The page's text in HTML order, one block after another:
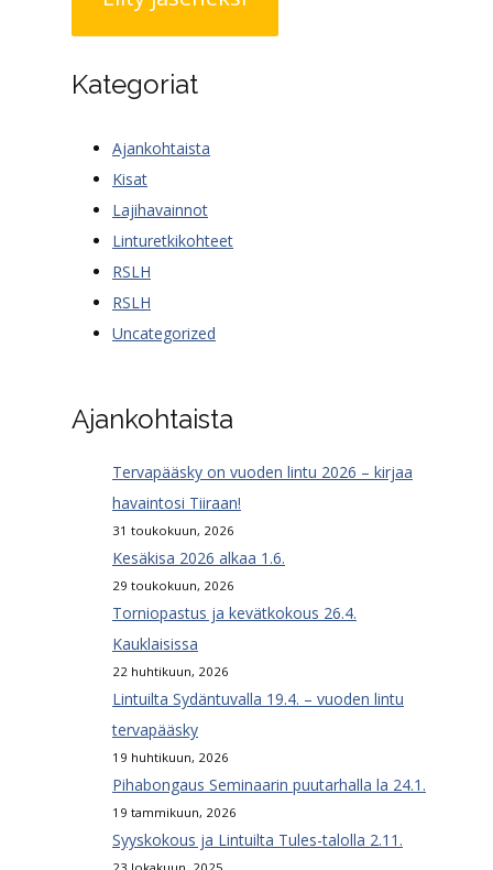
Kategoriat
Ajankohtaista
Kisat
Lajihavainnot
Linturetkikohteet
RSLH
RSLH
Uncategorized
Ajankohtaista
Tervapääsky on vuoden lintu 2026 – kirjaa
havaintosi Tiiraan!
31 toukokuun, 2026
Kesäkisa 2026 alkaa 1.6.
29 toukokuun, 2026
Torniopastus ja kevätkokous 26.4.
Kauklaisissa
22 huhtikuun, 2026
Lintuilta Sydäntuvalla 19.4. – vuoden lintu
tervapääsky
19 huhtikuun, 2026
Pihabongaus Seminaarin puutarhalla la 24.1.
19 tammikuun, 2026
Syyskokous ja Lintuilta Tules-talolla 2.11.